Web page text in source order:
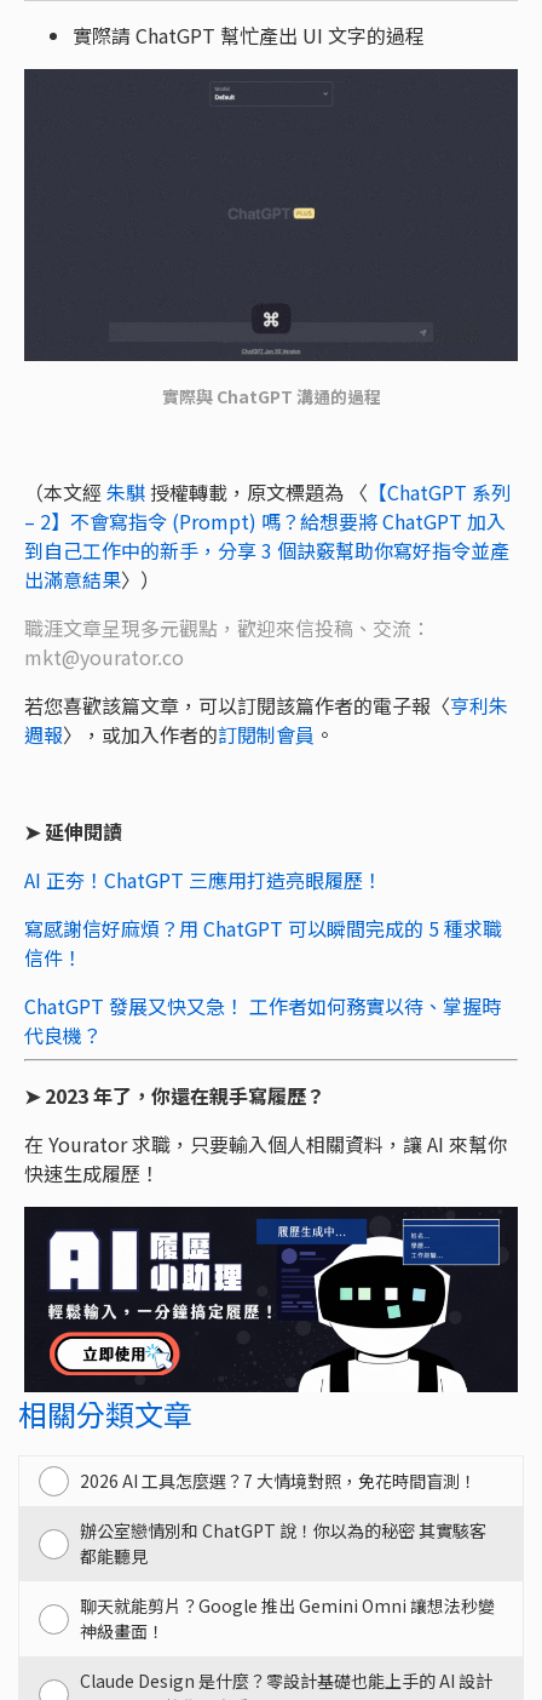
實際請 ChatGPT 幫忙產出 UI 文字的過程
實際與 ChatGPT 溝通的過程
（本文經 朱騏授權轉載，原文標題為 〈 【ChatGPT 系列
– 2】不會寫指令 (Prompt) 嗎？給想要將 ChatGPT 加入
到自己工作中的新手，分享 3 個訣竅幫助你寫好指令並產
出滿意結果〉）
職涯文章呈現多元觀點，歡迎來信投稿、交流：
mkt@yourator.co
若您喜歡該篇文章，可以訂閱該篇作者的電子報〈亨利朱
週報〉，或加入作者的訂閱制會員 。
➤ 延伸閱讀
AI 正夯！ChatGPT 三應用打造亮眼履歷！
寫感謝信好麻煩？用 ChatGPT 可以瞬間完成的 5 種求職
信件！
ChatGPT 發展又快又急！ 工作者如何務實以待、掌握時
代良機？
➤ 2023 年了，你還在親手寫履歷？
在 Yourator 求職，只要輸入個人相關資料，讓 AI 來幫你
快速生成履歷！
相關分類文章
2026 AI 工具怎麼選？7 大情境對照，免花時間盲測！
辦公室戀情別和 ChatGPT 說！你以為的秘密 其實駭客
都能聽見
聊天就能剪片？Google 推出 Gemini Omni 讓想法秒變
神級畫面！
Claude Design 是什麼？零設計基礎也能上手的 AI 設計